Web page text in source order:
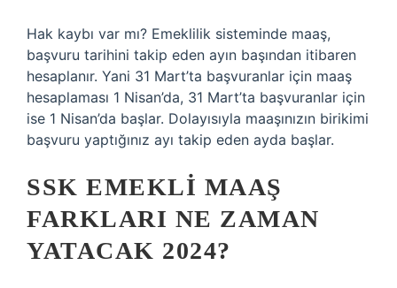
Hak kaybı var mı? Emeklilik sisteminde maaş,
başvuru tarihini takip eden ayın başından itibaren
hesaplanır. Yani 31 Mart’ta başvuranlar için maaş
hesaplaması 1 Nisan’da, 31 Mart’ta başvuranlar için
ise 1 Nisan’da başlar. Dolayısıyla maaşınızın birikimi
başvuru yaptığınız ayı takip eden ayda başlar.
SSK EMEKLI MAAŞ
FARKLARI NE ZAMAN
YATACAK 2024?